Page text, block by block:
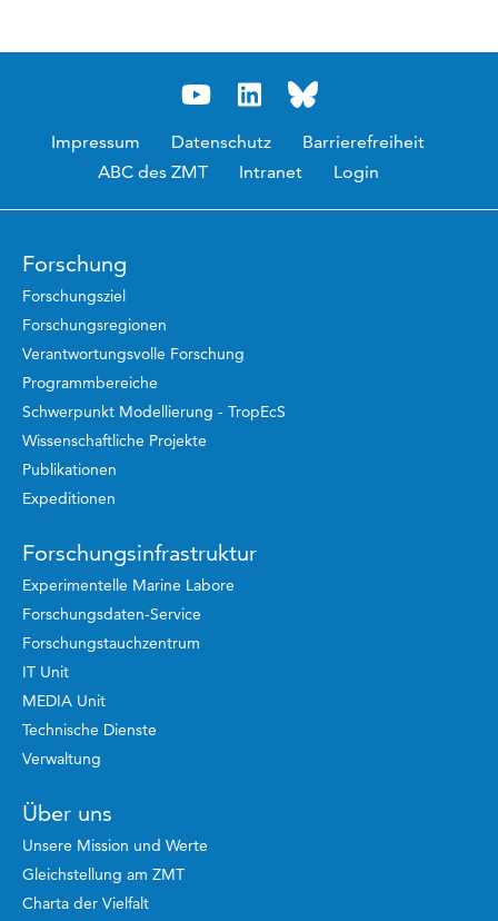
Impressum Datenschutz
Barrierefreiheit
ABC des ZMT
Intranet Login
Forschung
Forschungsziel
Forschungsregionen
Verantwortungsvolle Forschung
Programmbereiche
Schwerpunkt Modellierung - TropEcS
Wissenschaftliche Projekte
Publikationen
Expeditionen
Forschungsinfrastruktur
Experimentelle Marine Labore
Forschungsdaten-Service
Forschungstauchzentrum
IT Unit
MEDIA Unit
Technische Dienste
Verwaltung
Über uns
Unsere Mission und Werte
Gleichstellung am ZMT
Charta der Vielfalt